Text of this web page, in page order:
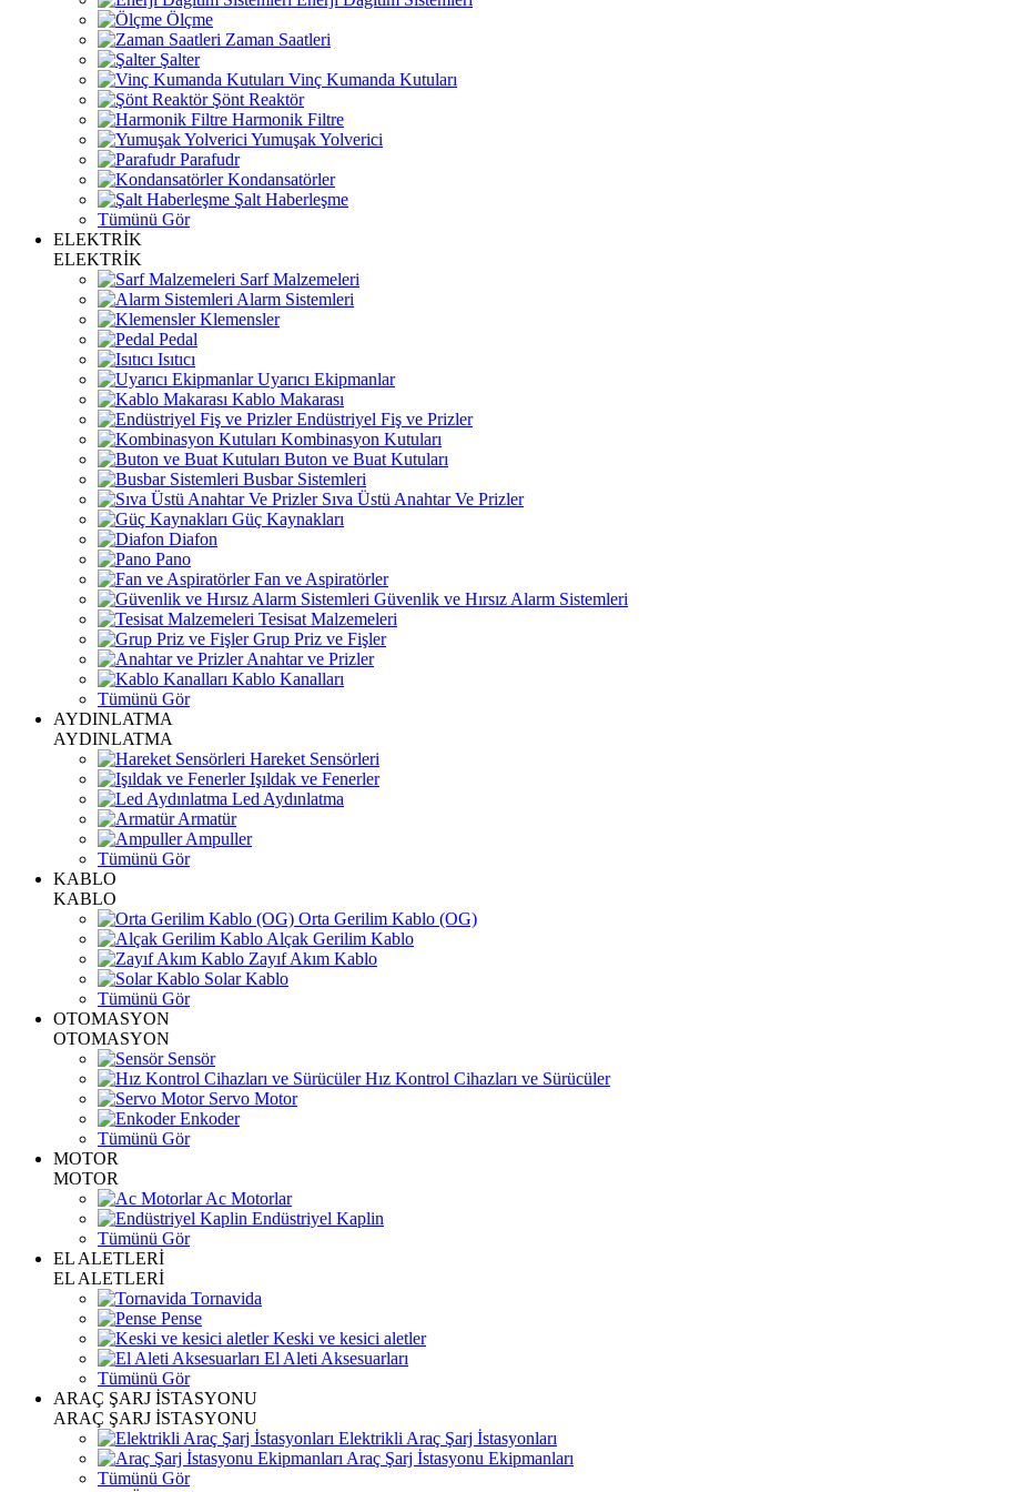
Ölçme
Zaman Saatleri
Şalter
Vinç Kumanda Kutuları
Şönt Reaktör
Harmonik Filtre
Yumuşak Yolverici
Parafudr
Kondansatörler
Şalt Haberleşme
Tümünü Gör
ELEKTRİK
ELEKTRİK
Sarf Malzemeleri
Alarm Sistemleri
Klemensler
Pedal
Isıtıcı
Uyarıcı Ekipmanlar
Kablo Makarası
Endüstriyel Fiş ve Prizler
Kombinasyon Kutuları
Buton ve Buat Kutuları
Busbar Sistemleri
Sıva Üstü Anahtar Ve Prizler
Güç Kaynakları
Diafon
Pano
Fan ve Aspiratörler
Güvenlik ve Hırsız Alarm Sistemleri
Tesisat Malzemeleri
Grup Priz ve Fişler
Anahtar ve Prizler
Kablo Kanalları
Tümünü Gör
AYDINLATMA
AYDINLATMA
Hareket Sensörleri
Işıldak ve Fenerler
Led Aydınlatma
Armatür
Ampuller
Tümünü Gör
KABLO
KABLO
Orta Gerilim Kablo (OG)
Alçak Gerilim Kablo
Zayıf Akım Kablo
Solar Kablo
Tümünü Gör
OTOMASYON
OTOMASYON
Sensör
Hız Kontrol Cihazları ve Sürücüler
Servo Motor
Enkoder
Tümünü Gör
MOTOR
MOTOR
Ac Motorlar
Endüstriyel Kaplin
Tümünü Gör
EL ALETLERİ
EL ALETLERİ
Tornavida
Pense
Keski ve kesici aletler
El Aleti Aksesuarları
Tümünü Gör
ARAÇ ŞARJ İSTASYONU
ARAÇ ŞARJ İSTASYONU
Elektrikli Araç Şarj İstasyonları
Araç Şarj İstasyonu Ekipmanları
Tümünü Gör